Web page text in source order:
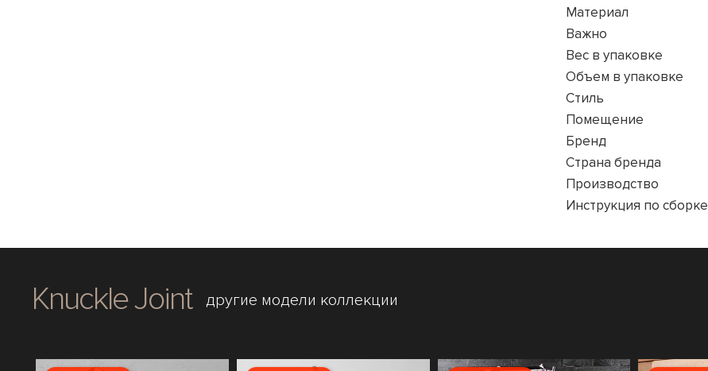
Материал
Важно
Вес в упаковке
Объем в упаковке
Стиль
Помещение
Бренд
Страна бренда
Производство
Инструкция по сборке
Knuckle Joint другие модели коллекции